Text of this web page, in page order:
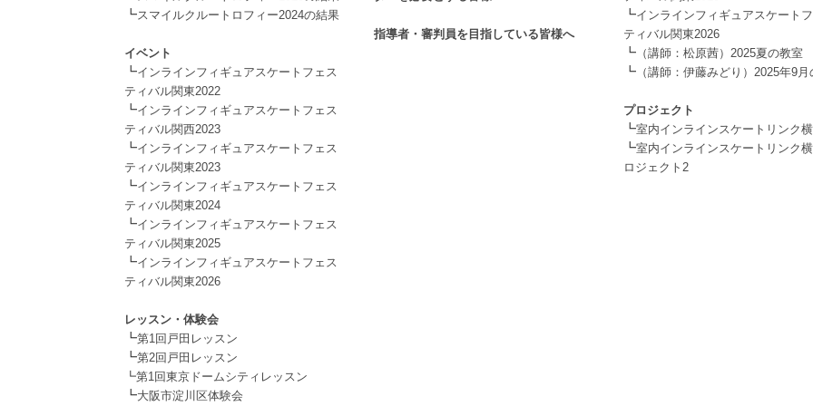
┗スマイルクルートロフィー2024の結果
イベント
┗インラインフィギュアスケートフェス
ティバル関東2022
┗インラインフィギュアスケートフェス
ティバル関西2023
┗インラインフィギュアスケートフェス
ティバル関東2023
┗インラインフィギュアスケートフェス
ティバル関東2024
┗インラインフィギュアスケートフェス
ティバル関東2025
┗インラインフィギュアスケートフェス
ティバル関東2026
レッスン・体験会
┗第1回戸田レッスン
┗第2回戸田レッスン
┗第1回東京ドームシティレッスン
┗大阪市淀川区体験会
指導者・審判員を目指している皆様へ
┗インラインフィギュアスケート
ティバル関東2026
┗ （講師：松原茜）2025夏の教室
┗ （講師：伊藤みどり）2025年9月
プロジェクト
┗室内インラインスケートリンク
┗室内インラインスケートリンク
ロジェクト2